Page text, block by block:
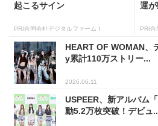
起こるサイン
PR(合同会社デジタルファーム )
運
PR(
HEART OF WOMAN
y累計110万ストリー...
2026.06.11
USPEER、新アルバム
動5.2万枚突破！デビュ